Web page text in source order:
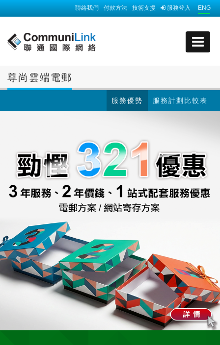
ENG
服務登入
技術支援
付款方法
聯絡我們
尊尚雲端電郵
服務計劃比較表
服務優勢